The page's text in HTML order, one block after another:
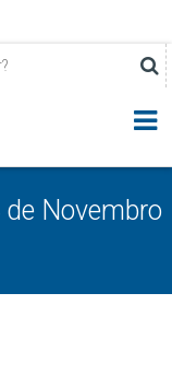
Novembro